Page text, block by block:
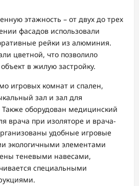
этажность – от двух до трех
фасадов использовали
рейки из алюминия.
цветной, что позволило
в жилую застройку.
игровых комнат и спален,
зал и зал для
оборудован медицинский
врача при изоляторе и врача-
удобные игровые
экологичными элементами
теневыми навесами,
специальными